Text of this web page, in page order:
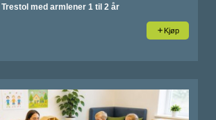
Trestol med armlener 1 til 2 år
Kjøp